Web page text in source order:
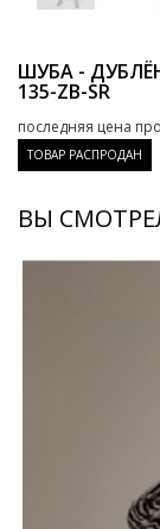
ШУБА -
135-ZB-SR
последняя цена
ТОВАР РАСПРОДАН
ВЫ